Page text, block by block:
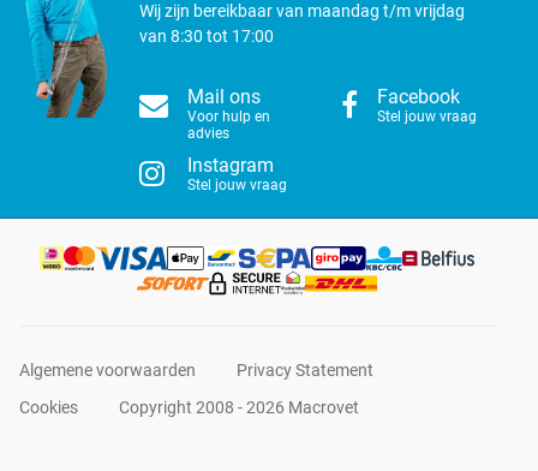
Wij zijn bereikbaar van maandag t/m vrijdag
van 8:30 tot 17:00
Mail ons
Voor hulp en
advies
Facebook
Stel jouw vraag
Instagram
Stel jouw vraag
Algemene voorwaarden
Privacy Statement
Cookies
Copyright 2008 - 2026 Macrovet